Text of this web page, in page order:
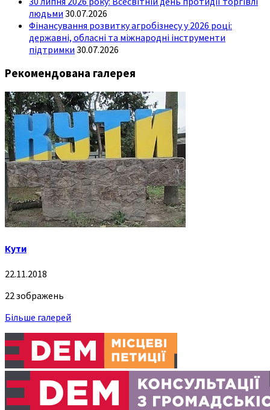
людьми 30.07.2026
Фінансування розвитку агробізнесу у 2026 році:
державні, обласні та міжнародні інструменти
підтримки 30.07.2026
Рекомендована галерея
Кути
22.11.2018
22 зображень
Більше галерей